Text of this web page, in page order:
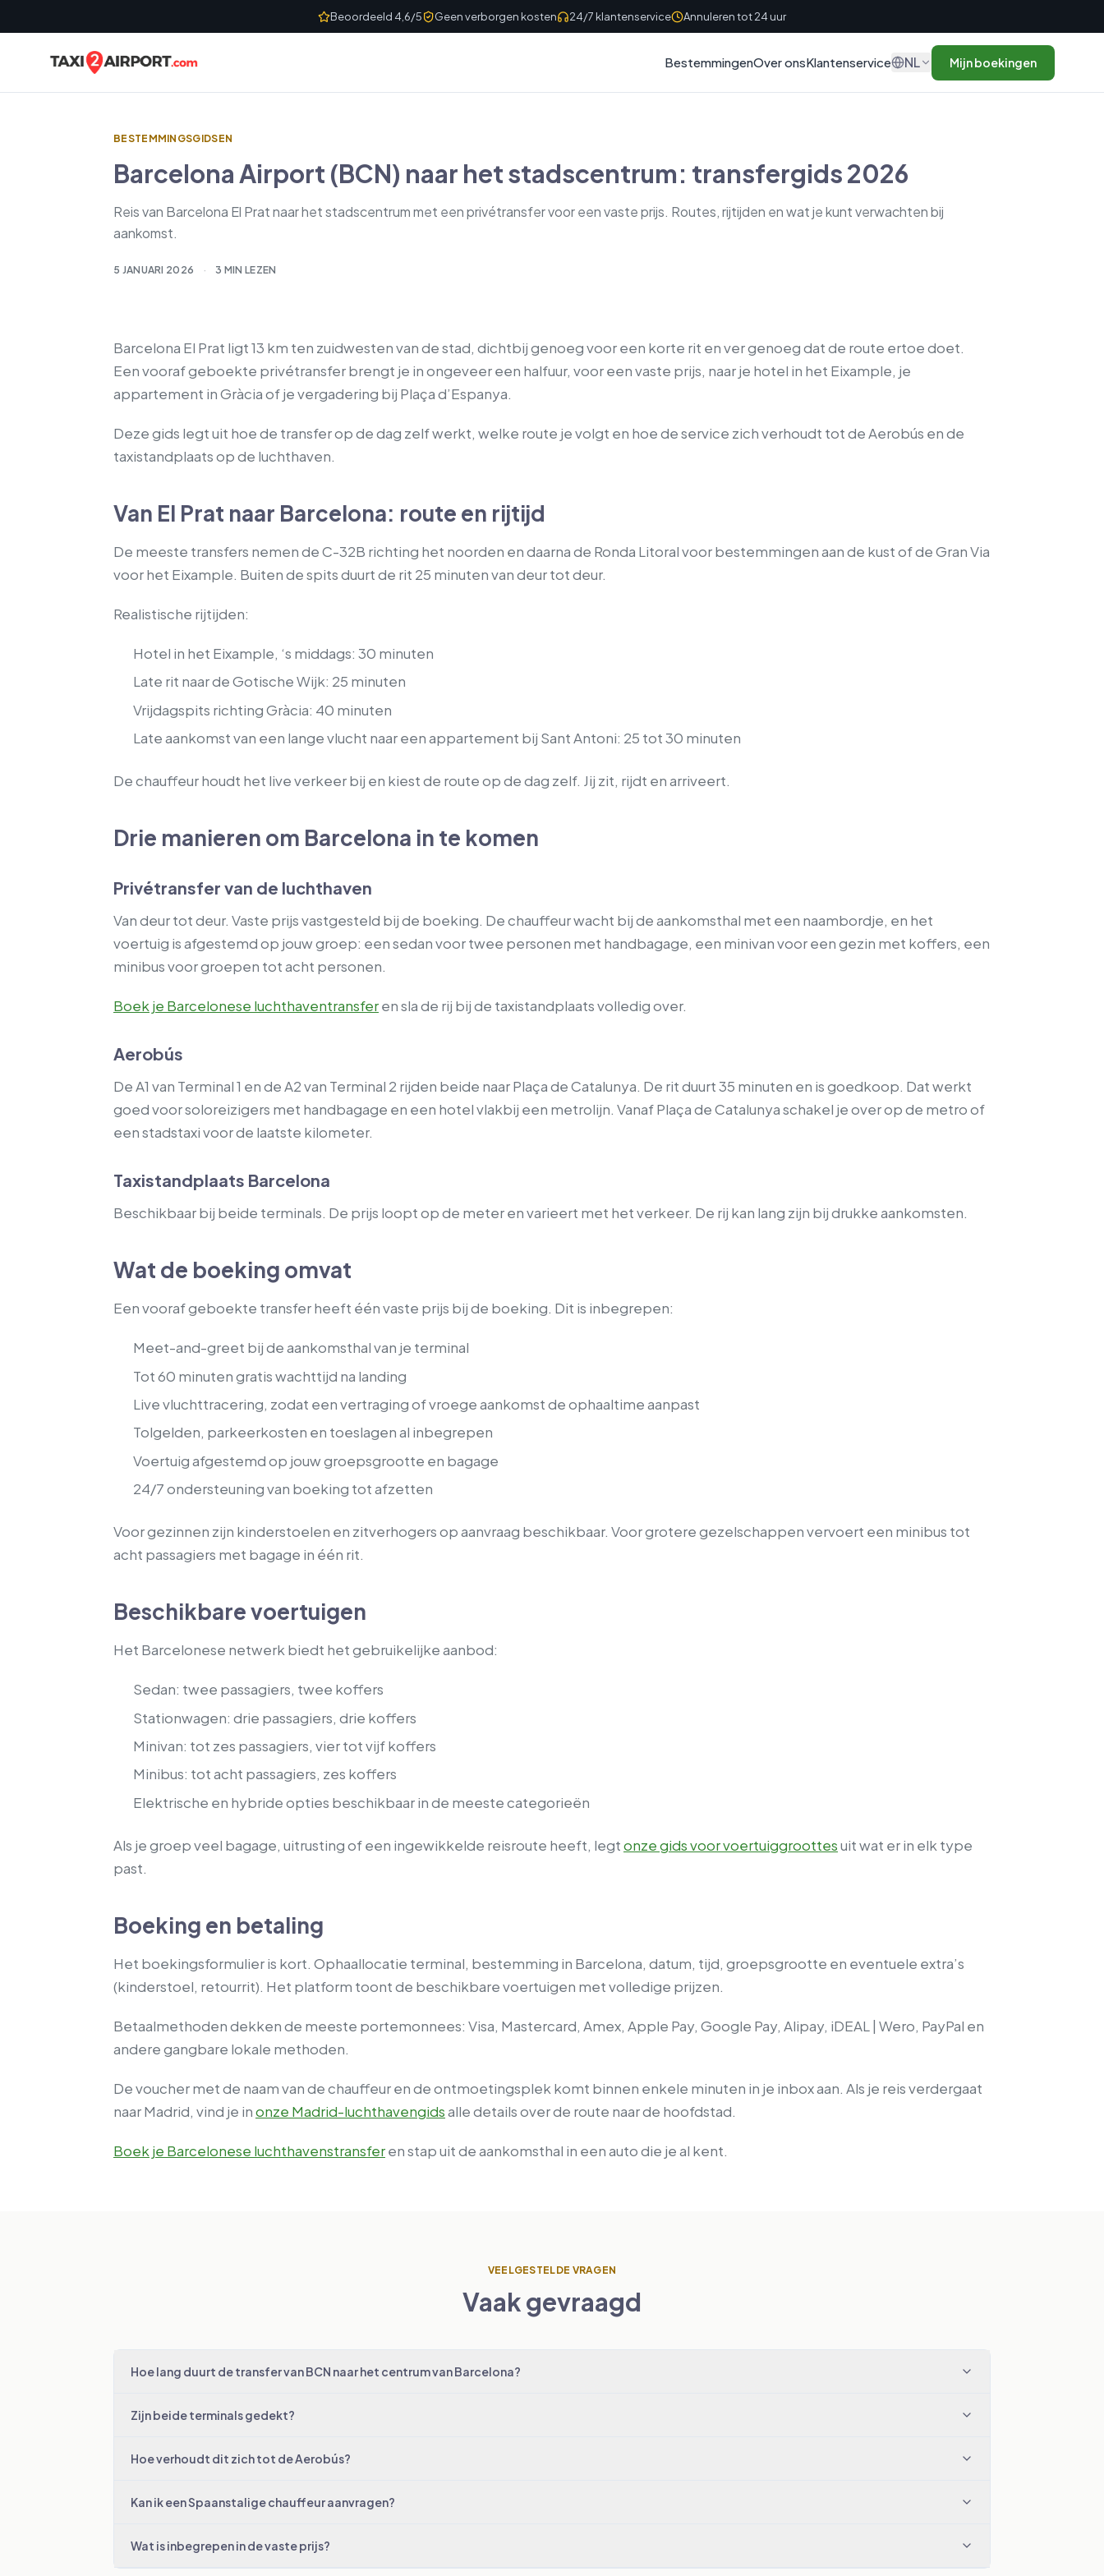
Beoordeeld 4,6/5 Geen verborgen kosten 24/7 klantenservice Annuleren tot 24 uur
BestemmingenOver onsKlantenservice NL Mijn boekingen
BESTEMMINGSGIDSEN
Barcelona Airport (BCN) naar het stadscentrum: transfergids 2026
Reis van Barcelona El Prat naar het stadscentrum met een privétransfer voor een vaste prijs. Routes, rijtijden en wat je kunt verwachten bij
aankomst.
5 JANUARI 2026 · 3 MIN LEZEN
Barcelona El Prat ligt 13 km ten zuidwesten van de stad, dichtbij genoeg voor een korte rit en ver genoeg dat de route ertoe doet.
Een vooraf geboekte privétransfer brengt je in ongeveer een halfuur, voor een vaste prijs, naar je hotel in het Eixample, je
appartement in Gràcia of je vergadering bij Plaça d’Espanya.
Deze gids legt uit hoe de transfer op de dag zelf werkt, welke route je volgt en hoe de service zich verhoudt tot de Aerobús en de
taxistandplaats op de luchthaven.
Van El Prat naar Barcelona: route en rijtijd
De meeste transfers nemen de C-32B richting het noorden en daarna de Ronda Litoral voor bestemmingen aan de kust of de Gran Via
voor het Eixample. Buiten de spits duurt de rit 25 minuten van deur tot deur.
Realistische rijtijden:
Hotel in het Eixample, ‘s middags: 30 minuten
Late rit naar de Gotische Wijk: 25 minuten
Vrijdagspits richting Gràcia: 40 minuten
Late aankomst van een lange vlucht naar een appartement bij Sant Antoni: 25 tot 30 minuten
De chauffeur houdt het live verkeer bij en kiest de route op de dag zelf. Jij zit, rijdt en arriveert.
Drie manieren om Barcelona in te komen
Privétransfer van de luchthaven
Van deur tot deur. Vaste prijs vastgesteld bij de boeking. De chauffeur wacht bij de aankomsthal met een naambordje, en het
voertuig is afgestemd op jouw groep: een sedan voor twee personen met handbagage, een minivan voor een gezin met koffers, een
minibus voor groepen tot acht personen.
Boek je Barcelonese luchthaventransferen sla de rij bij de taxistandplaats volledig over.
Aerobús
De A1 van Terminal 1 en de A2 van Terminal 2 rijden beide naar Plaça de Catalunya. De rit duurt 35 minuten en is goedkoop. Dat werkt
goed voor soloreizigers met handbagage en een hotel vlakbij een metrolijn. Vanaf Plaça de Catalunya schakel je over op de metro of
een stadstaxi voor de laatste kilometer.
Taxistandplaats Barcelona
Beschikbaar bij beide terminals. De prijs loopt op de meter en varieert met het verkeer. De rij kan lang zijn bij drukke aankomsten.
Wat de boeking omvat
Een vooraf geboekte transfer heeft één vaste prijs bij de boeking. Dit is inbegrepen:
Meet-and-greet bij de aankomsthal van je terminal
Tot 60 minuten gratis wachttijd na landing
Live vluchttracering, zodat een vertraging of vroege aankomst de ophaaltime aanpast
Tolgelden, parkeerkosten en toeslagen al inbegrepen
Voertuig afgestemd op jouw groepsgrootte en bagage
24/7 ondersteuning van boeking tot afzetten
Voor gezinnen zijn kinderstoelen en zitverhogers op aanvraag beschikbaar. Voor grotere gezelschappen vervoert een minibus tot
acht passagiers met bagage in één rit.
Beschikbare voertuigen
Het Barcelonese netwerk biedt het gebruikelijke aanbod:
Sedan: twee passagiers, twee koffers
Stationwagen: drie passagiers, drie koffers
Minivan: tot zes passagiers, vier tot vijf koffers
Minibus: tot acht passagiers, zes koffers
Elektrische en hybride opties beschikbaar in de meeste categorieën
Als je groep veel bagage, uitrusting of een ingewikkelde reisroute heeft, legtonze gids voor voertuiggroottesuit wat er in elk type
past.
Boeking en betaling
Het boekingsformulier is kort. Ophaallocatie terminal, bestemming in Barcelona, datum, tijd, groepsgrootte en eventuele extra’s
(kinderstoel, retourrit). Het platform toont de beschikbare voertuigen met volledige prijzen.
Betaalmethoden dekken de meeste portemonnees: Visa, Mastercard, Amex, Apple Pay, Google Pay, Alipay, iDEAL | Wero, PayPal en
andere gangbare lokale methoden.
De voucher met de naam van de chauffeur en de ontmoetingsplek komt binnen enkele minuten in je inbox aan. Als je reis verdergaat
naar Madrid, vind je inonze Madrid-luchthavengidsalle details over de route naar de hoofdstad.
Boek je Barcelonese luchthavenstransferen stap uit de aankomsthal in een auto die je al kent.
VEELGESTELDE VRAGEN
Vaak gevraagd
Hoe lang duurt de transfer van BCN naar het centrum van Barcelona?
Zijn beide terminals gedekt?
Hoe verhoudt dit zich tot de Aerobús?
Kan ik een Spaanstalige chauffeur aanvragen?
Wat is inbegrepen in de vaste prijs?